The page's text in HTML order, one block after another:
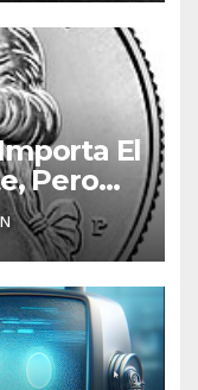
El
Pero
No